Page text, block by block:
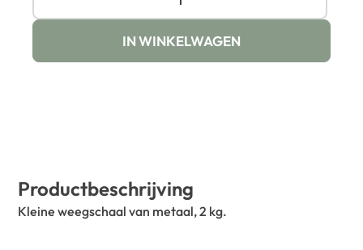
IN WINKELWAGEN
Productbeschrijving
Kleine weegschaal van metaal, 2 kg.